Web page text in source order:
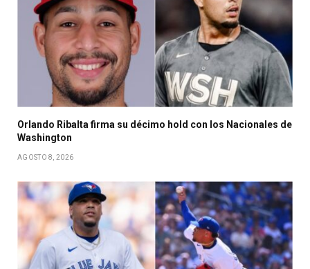
Orlando Ribalta firma su décimo hold con los Nacionales de
Washington
AGOSTO 8, 2026